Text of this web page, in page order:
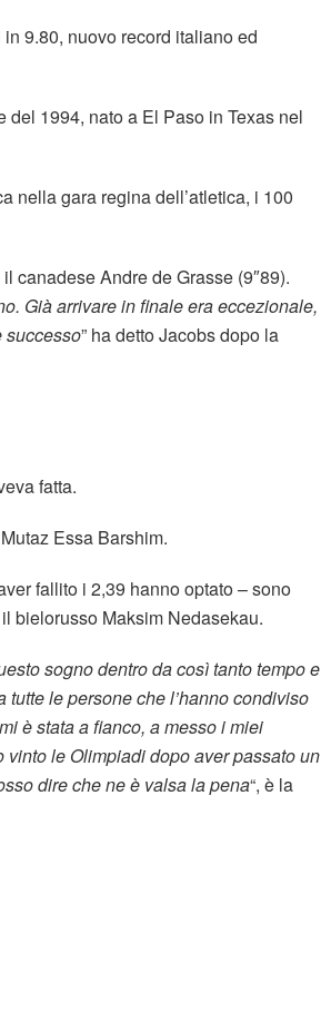
9.80, nuovo record italiano ed
1994, nato a El Paso in Texas nel
nella gara regina dell’atletica, i 100
canadese Andre de Grasse (9″89).
Già arrivare in finale era eccezionale,
successo” ha detto Jacobs dopo la
fatta.
Essa Barshim.
fallito i 2,39 hanno optato – sono
bielorusso Maksim Nedasekau.
sogno dentro da così tanto tempo e
tutte le persone che l’hanno condiviso
è stata a fianco, a messo i miei
le Olimpiadi dopo aver passato un
dire che ne è valsa la pena“, è la